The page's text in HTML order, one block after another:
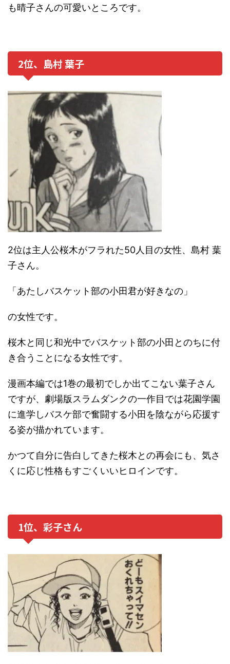
も晴子さんの可愛いところです。
2位、島村 葉子
2位は主人公桜木がフラれた50人目の女性、島村 葉
子さん。
「あたしバスケット部の小田君が好きなの」
の女性です。
桜木と同じ和光中でバスケット部の小田とのちに付
き合うことになる女性です。
漫画本編では1巻の最初でしか出てこない葉子さん
ですが、劇場版スラムダンクの一作目では花園学園
に進学しバスケ部で奮闘する小田を陰ながら応援す
る姿が描かれています。
かつて自分に告白してきた桜木との再会にも、気さ
くに応じ性格もすごくいいヒロインです。
1位、彩子さん